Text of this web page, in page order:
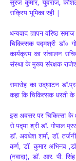
सुरज कुमार, युवराज,
सक्रिय भूमिका रही |
धन्यवाद ज्ञापन वरिष्ठ
चिकित्सक पद्मश्री डॉ०
कार्यक्रम का संचालन
संस्था के मुख्य संरक्षक
समारोह का उद्‌घाटन
कहा कि चिकित्सक धरती के
इस अवसर पर चिकित्सा के
से पद्मा श्री डॉ. गोपाल
डॉ. अवधेश शर्मा, डॉ.
कर्ण, डॉ. कुमार अभिनव
(नवादा), डॉ. आर. पी.